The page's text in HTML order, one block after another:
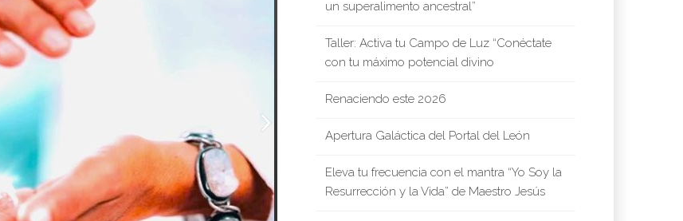
un superalimento ancestral”
Taller: Activa tu Campo de Luz “Conéctate
con tu máximo potencial divino
Renaciendo este 2026
Apertura Galáctica del Portal del León
Eleva tu frecuencia con el mantra “Yo Soy la
Resurrección y la Vida” de Maestro Jesús